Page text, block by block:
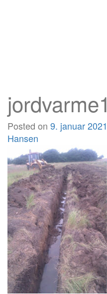
jordvarme1
Posted on 9. januar 2021
Hansen